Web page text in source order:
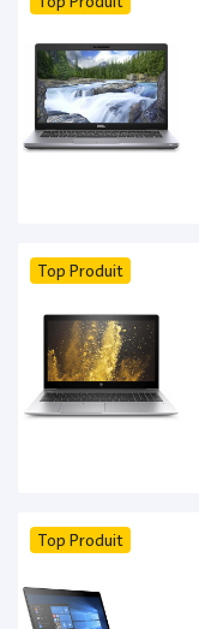
Top Produit
Top Produit